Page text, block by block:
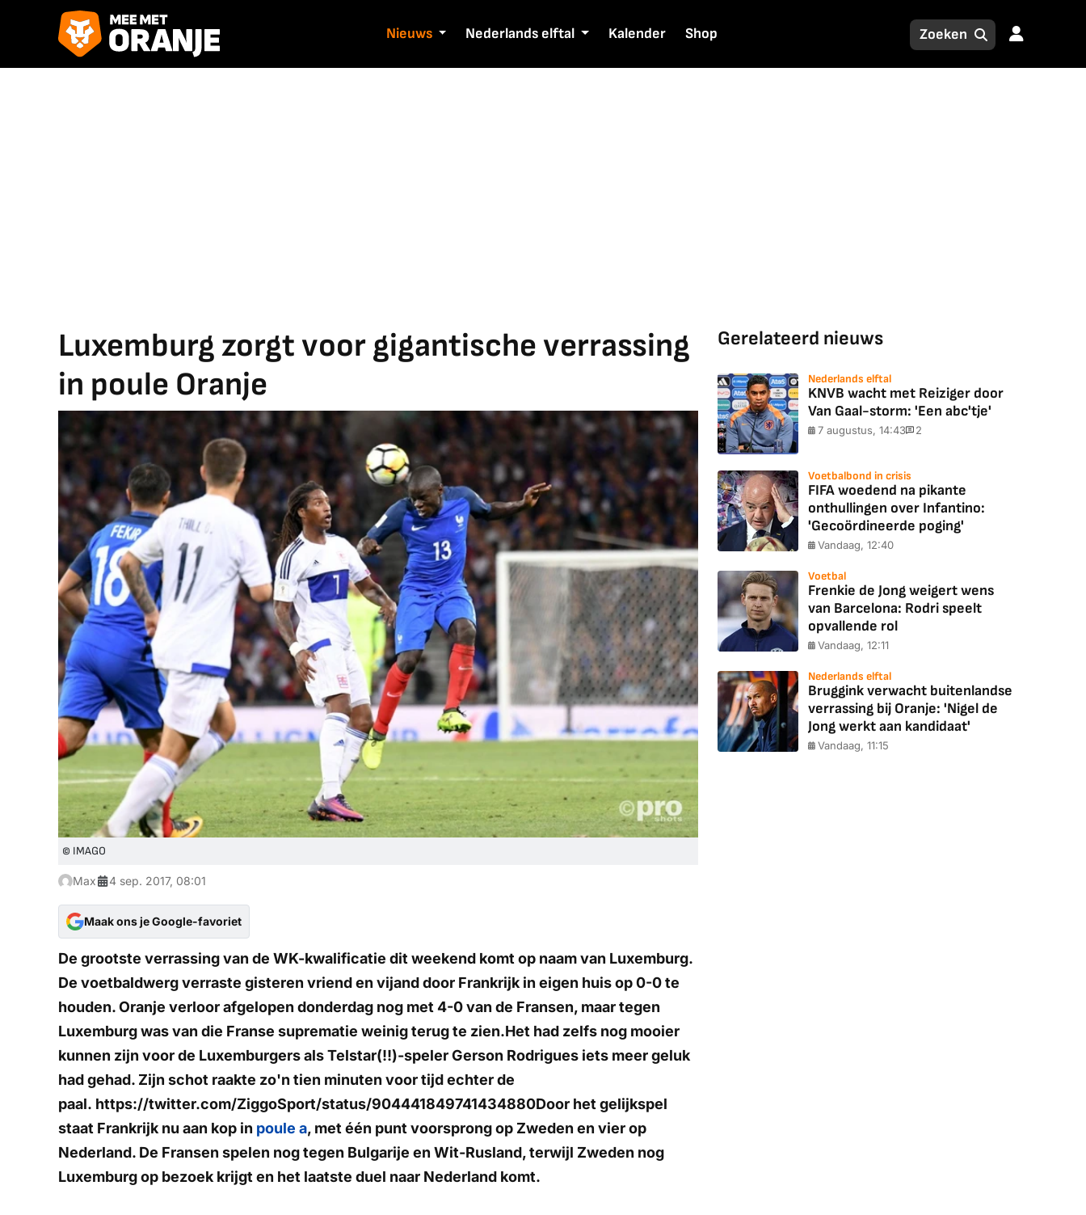
Nieuws Nederlands elftal Kalender Shop
Luxemburg zorgt voor gigantische verrassing
in poule Oranje
© IMAGO
Max 4 sep. 2017, 08:01
Maak ons je Google-favoriet
De grootste verrassing van de WK-kwalificatie dit weekend komt op naam van Luxemburg.
De voetbaldwerg verraste gisteren vriend en vijand door Frankrijk in eigen huis op 0-0 te
houden. Oranje verloor afgelopen donderdag nog met 4-0 van de Fransen, maar tegen
Luxemburg was van die Franse suprematie weinig terug te zien.Het had zelfs nog mooier
kunnen zijn voor de Luxemburgers als Telstar(!!)-speler Gerson Rodrigues iets meer geluk
had gehad. Zijn schot raakte zo'n tien minuten voor tijd echter de
paal. https://twitter.com/ZiggoSport/status/904441849741434880Door het gelijkspel
staat Frankrijk nu aan kop in poule a, met één punt voorsprong op Zweden en vier op
Nederland. De Fransen spelen nog tegen Bulgarije en Wit-Rusland, terwijl Zweden nog
Luxemburg op bezoek krijgt en het laatste duel naar Nederland komt.
Gerelateerd nieuws
Nederlands elftal
KNVB wacht met Reiziger door
Van Gaal-storm: 'Een abc'tje'
7 augustus, 14:43 2
Voetbalbond in crisis
FIFA woedend na pikante
onthullingen over Infantino:
'Gecoördineerde poging'
Vandaag, 12:40
Voetbal
Frenkie de Jong weigert wens
van Barcelona: Rodri speelt
opvallende rol
Vandaag, 12:11
Nederlands elftal
Bruggink verwacht buitenlandse
verrassing bij Oranje: 'Nigel de
Jong werkt aan kandidaat'
Vandaag, 11:15